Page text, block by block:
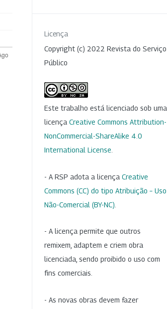
Licença
Copyright (c) 2022 Revista do Serviço
Público
Este trabalho está licenciado sob uma
licença Creative Commons Attribution-
NonCommercial-ShareAlike 4.0
International License
- A RSP adota a licença Creative
Commons (CC) do tipo Atribuição – Uso
Não-Comercial (BY-NC)
- A licença permite que outros
remixem, adaptem e criem obra
licenciada, sendo proibido o uso com
fins comerciais.
- As novas obras devem fazer